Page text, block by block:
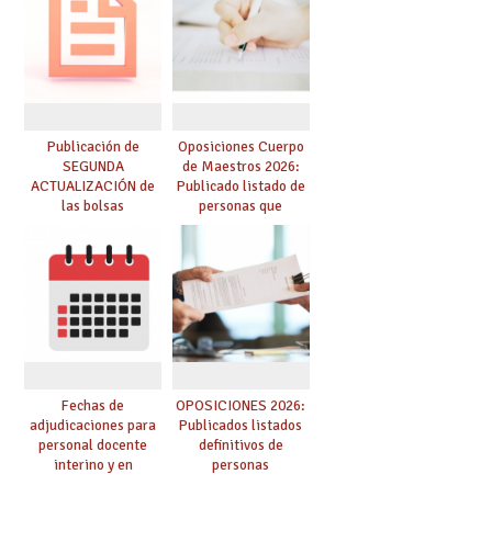
dichas prácticas y se
convoca acto público
de adjudicación
Publicación de
SEGUNDA
ACTUALIZACIÓN de
las bolsas
Cuerpo de Maestros
de especialidades
convocadas a
oposición
Oposiciones Cuerpo
de Maestros 2026:
Publicado listado de
personas que
adquieren nueva
especialidad
Fechas de
adjudicaciones para
personal docente
interino y en
OPOSICIONES 2026:
Publicados listados
definitivos de
personas